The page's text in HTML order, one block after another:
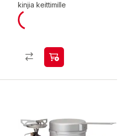
kinjia keittimille